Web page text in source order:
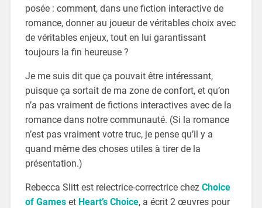
posée : comment, dans une fiction interactive de
romance, donner au joueur de véritables choix avec
de véritables enjeux, tout en lui garantissant
toujours la fin heureuse ?
Je me suis dit que ça pouvait être intéressant,
puisque ça sortait de ma zone de confort, et qu’on
n’a pas vraiment de fictions interactives avec de la
romance dans notre communauté. (Si la romance
n’est pas vraiment votre truc, je pense qu’il y a
quand même des choses utiles à tirer de la
présentation.)
Rebecca Slitt est relectrice-correctrice chez Choice
of Gameset Heart’s Choice, a écrit 2 œuvres pour